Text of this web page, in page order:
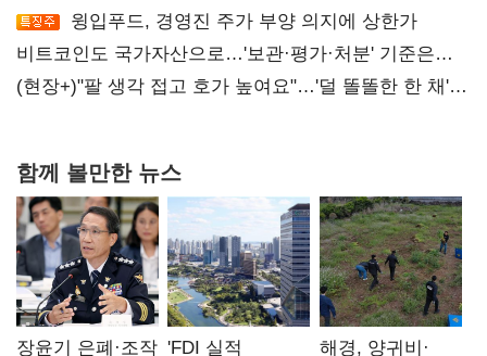
윙입푸드, 경영진 주가 부양 의지에 상한가
비트코인도 국가자산으로…'보관·평가·처분' 기준은
숙제
(현장+)"팔 생각 접고 호가 높여요"…'덜 똘똘한 한 채'
함께 볼만한 뉴스
장윤기 은폐·조작 'FDI 실적
해경, 양귀비·